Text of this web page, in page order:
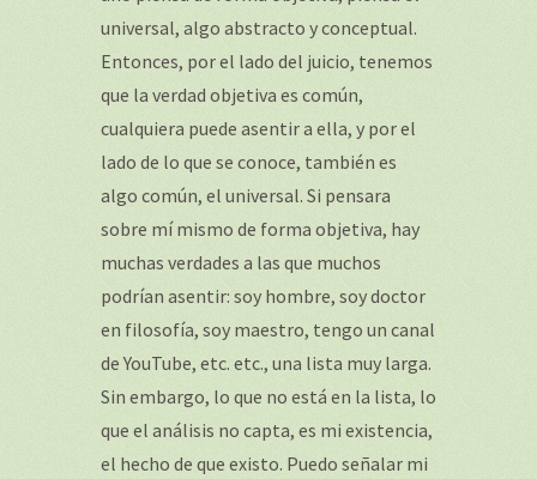
universal, algo abstracto y conceptual.
Entonces, por el lado del juicio, tenemos
que la verdad objetiva es común,
cualquiera puede asentir a ella, y por el
lado de lo que se conoce, también es
algo común, el universal. Si pensara
sobre mí mismo de forma objetiva, hay
muchas verdades a las que muchos
podrían asentir: soy hombre, soy doctor
en filosofía, soy maestro, tengo un canal
de YouTube, etc. etc., una lista muy larga.
Sin embargo, lo que no está en la lista, lo
que el análisis no capta, es mi existencia,
el hecho de que existo. Puedo señalar mi